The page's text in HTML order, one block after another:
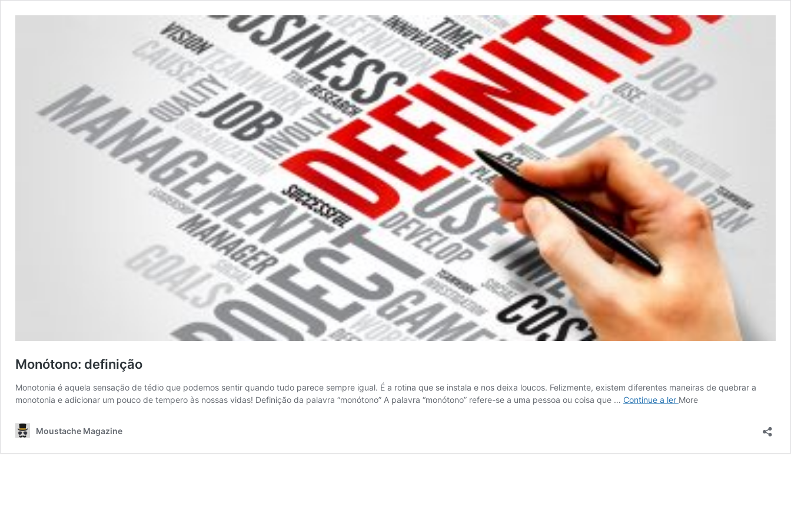
Monótono: definição
Monotonia é aquela sensação de tédio que podemos sentir quando tudo parece sempre igual. É a rotina que se instala e nos deixa loucos. Felizmente, existem diferentes maneiras de quebrar a
monotonia e adicionar um pouco de tempero às nossas vidas! Definição da palavra “monótono” A palavra “monótono” refere-se a uma pessoa ou coisa que … Continue a ler Monótono:
More
Moustache Magazine